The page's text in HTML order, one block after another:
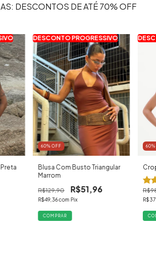
DESCONTOS DE ATÉ 70% OFF
DESCONTO PROGRESSIVO
60% OFF
Blusa Com Busto Triangular
Marrom
R$129,90 R$51,96
R$49,36com Pix
COMPRAR
60